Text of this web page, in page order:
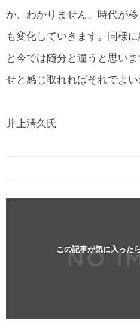
か、わかりません。時代が
も変化していきます。同様
と今では随分と違うと思い
せと感じ取れればそれでよい
井上清久氏
この記事が気に入った